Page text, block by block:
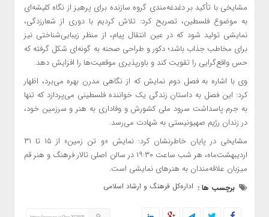
مشایخی با تأکید بر دغدغه‌مندی گروه سازنده برای پرهیز از نگاه کلیشه‌ای
به موضوع فلسطین، تصریح کرد: تلاش کردیم با دوری از شعارزدگی،
نمایشی تولید شود که در عین انتقال پیام، از منظر زیبایی‌شناختی نیز
برای مخاطب جذاب باشد؛ دکور و طراحی صحنه به گونه‌ای شکل گرفته که
حس واقع‌گرایی را تقویت کند و باورپذیری موقعیت‌ها را افزایش دهد.
وی با اشاره به فصل دوم نمایش که از نگاهی مدرن بهره می‌برد، اظهار
کرد: این فصل به داستان زندگی یک خواننده فلسطینی می‌پردازد که تنها
به جرم پاسداشت سرود ملی کشورش و وفاداری به هنر و سرزمین خود،
در زندان رژیم صهیونیستی به شهادت می‌رسد.
مشایخی در پایان خاطرنشان کرد: نمایش «و تن زمین» از ۱۵ تا ۳۱
اردیبهشت‌ماه، هر شب ساعت ۱۹:۳۰ در سالن اصلی تالار فرهنگ و هنر قم
میزبان علاقه‌مندان به هنرهای نمایشی است.
برچسب ها : اداره‌کل فرهنگ و ارشاد اسلامی